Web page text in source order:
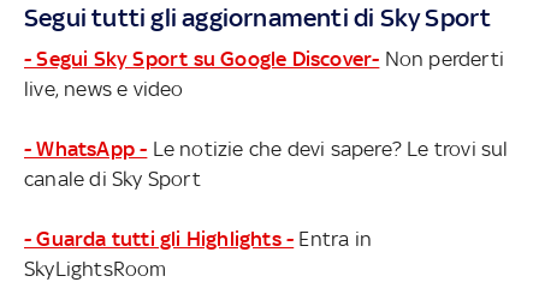
Segui tutti gli aggiornamenti di Sky Sport
- Segui Sky Sport su Google Discover- Non perderti
live, news e video
- WhatsApp - Le notizie che devi sapere? Le trovi sul
canale di Sky Sport
- Guarda tutti gli Highlights - Entra in
SkyLightsRoom